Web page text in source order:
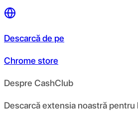
Descarcă de pe
Chrome store
Despre CashClub
Descarcă extensia noastră